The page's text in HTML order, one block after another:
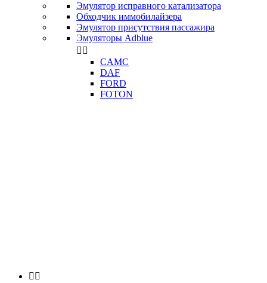
Эмулятор исправного катализатора
Обходчик иммобилайзера
Эмулятор присутствия пассажира
Эмуляторы Adblue
 
CAMC
DAF
FORD
FOTON
 